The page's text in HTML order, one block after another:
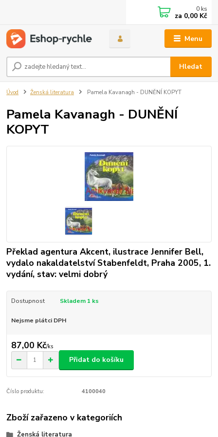
Menu
Hledat
0 ks
za 0,00 Kč
Úvod Ženská literatura Pamela Kavanagh - DUNĚNÍ KOPYT
Pamela Kavanagh - DUNĚNÍ
KOPYT
Překlad agentura Akcent, ilustrace Jennifer Bell,
vydalo nakaldatelství Stabenfeldt, Praha 2005, 1.
vydání, stav: velmi dobrý
Dostupnost Skladem 1 ks
Nejsme plátci DPH
87,00 Kč/ks
Přidat do košíku
Číslo produktu: 4100040
Zboží zařazeno v kategoriích
Ženská literatura